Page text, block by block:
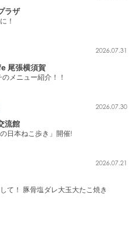
ラザ
！
2026.07.31
尾張横須賀
メニュー紹介！！
2026.07.30
流館
日本ねこ歩き」開催!
2026.07.21
て！ 豚骨塩ダレ大玉大たこ焼き